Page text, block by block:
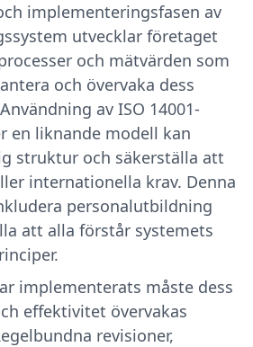
implementeringsfasen av
utvecklar företaget
och mätvärden som
och övervaka dess
av ISO 14001-
en liknande modell kan
struktur och säkerställa att
internationella krav. Denna
personalutbildning
att alla förstår systemets
implementerats måste dess
effektivitet övervakas
revisioner,